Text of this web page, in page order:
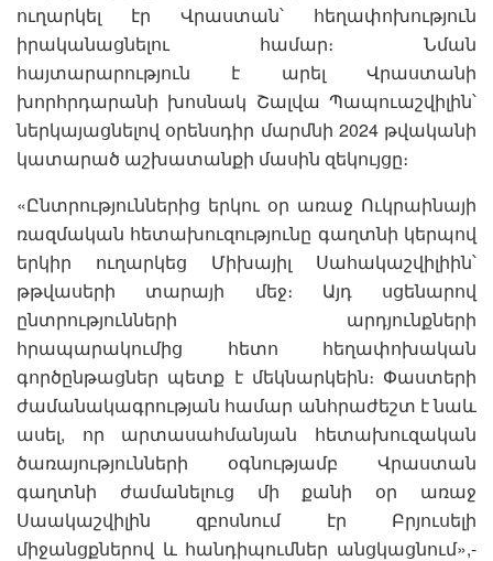
ուղարկել էր Վրաստան՝ հեղափոխություն
իրականացնելու համար։ Նման
հայտարարություն է արել Վրաստանի
խորհրդարանի խոսնակ Շալվա Պապուաշվիլին՝
ներկայացնելով օրենսդիր մարմնի 2024 թվականի
կատարած աշխատանքի մասին զեկույցը։
«Ընտրություններից երկու օր առաջ Ուկրաինայի
ռազմական հետախուզությունը գաղտնի կերպով
երկիր ուղարկեց Միխայիլ Սահակաշվիլիին՝
թթվասերի տարայի մեջ։ Այդ սցենարով
ընտրությունների արդյունքների
հրապարակումից հետո հեղափոխական
գործընթացներ պետք է մեկնարկեին։ Փաստերի
ժամանակագրության համար անհրաժեշտ է նաև
ասել, որ արտասահմանյան հետախուզական
ծառայությունների օգնությամբ Վրաստան
գաղտնի ժամանելուց մի քանի օր առաջ
Սաակաշվիլին զբոսնում էր Բրյուսելի
միջանցքներով և հանդիպումներ անցկացնում»,-